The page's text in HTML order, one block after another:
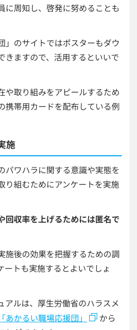
に周知し、啓発に努めることも
」のサイトではポスターもダウ
きますので、活用するといいで
や取り組みをアピールするため
携帯用カードを配布している例
施
パワハラに関する意識や実態を
り組むためにアンケートを実施
回収率を上げるためには匿名で
施後の効果を把握するための調
ートも実施するとよいでしょ
アルは、厚生労働省のハラスメ
「あかるい職場応援団」
から